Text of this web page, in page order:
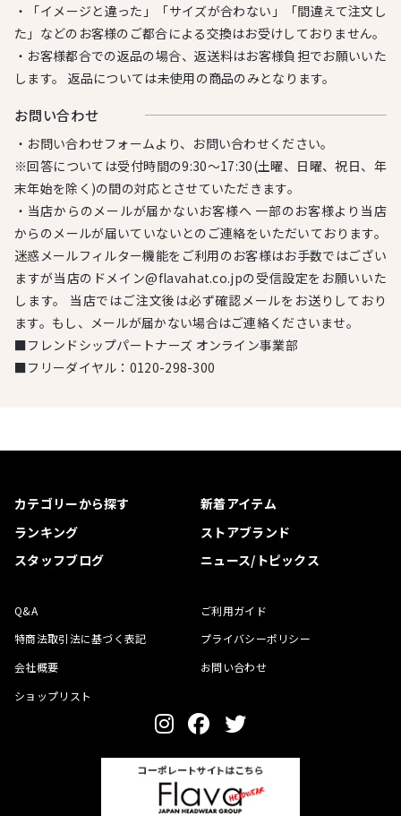
・「イメージと違った」「サイズが合わない」「間違えて注文し
た」などのお客様のご都合による交換はお受けしておりません。
・お客様都合での返品の場合、返送料はお客様負担でお願いいた
します。 返品については未使用の商品のみとなります。
お問い合わせ
・お問い合わせフォームより、お問い合わせください。
※回答については受付時間の9:30～17:30(土曜、日曜、祝日、年
末年始を除く)の間の対応とさせていただきます。
・当店からのメールが届かないお客様へ 一部のお客様より当店
からのメールが届いていないとのご連絡をいただいております。
迷惑メールフィルター機能をご利用のお客様はお手数ではござい
ますが当店のドメイン@flavahat.co.jpの受信設定をお願いいた
します。 当店ではご注文後は必ず確認メールをお送りしており
ます。もし、メールが届かない場合はご連絡くださいませ。
■フレンドシップパートナーズ オンライン事業部
■フリーダイヤル： 0120-298-300
カテゴリーから探す
新着アイテム
ランキング
ストアブランド
スタッフブログ
ニュース/トピックス
Q&A
ご利用ガイド
特商法取引法に基づく表記
プライバシーポリシー
会社概要
お問い合わせ
ショップリスト